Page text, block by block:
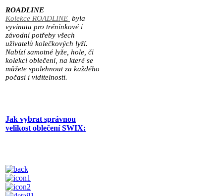
ROADLINE
Kolekce ROADLINE byla
vyvinuta pro tréninkové i
závodní potřeby všech
uživatelů kolečkových lyží.
Nabízí samotné lyže, hole, či
kolekci oblečení, na které se
můžete spolehnout za každého
počasí i viditelnosti.
Jak vybrat správnou
velikost oblečení SWIX: